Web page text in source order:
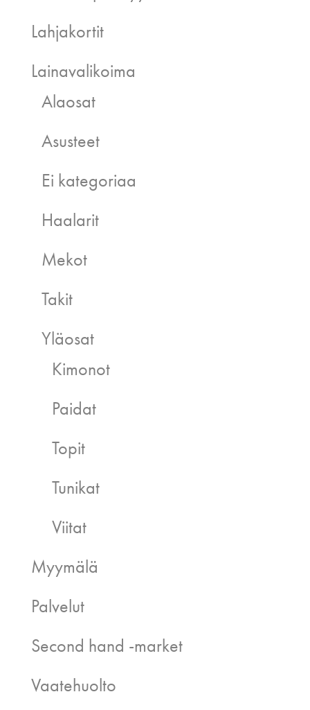
Lahjakortit
Lainavalikoima
Alaosat
Asusteet
Ei kategoriaa
Haalarit
Mekot
Takit
Yläosat
Kimonot
Paidat
Topit
Tunikat
Viitat
Myymälä
Palvelut
Second hand -market
Vaatehuolto